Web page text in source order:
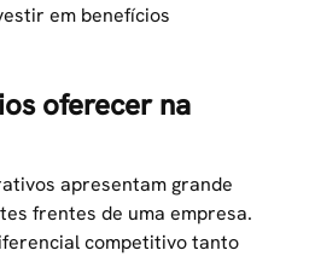
em benefícios
oferecer na
apresentam grande
frentes de uma empresa.
competitivo tanto